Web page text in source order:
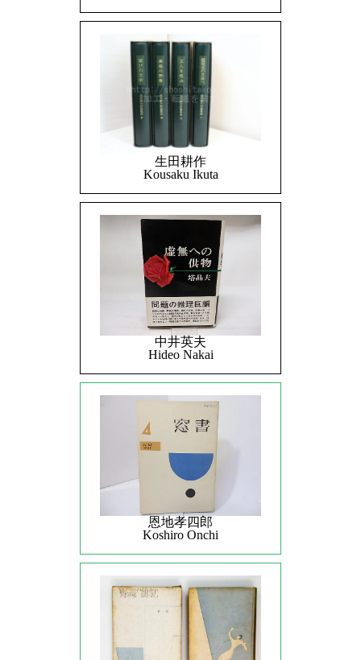
生田耕作
Kousaku Ikuta
中井英夫
Hideo Nakai
恩地孝四郎
Koshiro Onchi